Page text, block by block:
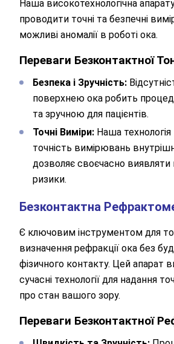
Наша високотехнологічна
проводити точні та безпечні
можливі аномалії в роботі ока.
Переваги Безконтактної
Безпека і Зручність:
поверхнею ока робить
та зручною для пацієнтів.
Точні Виміри: Наша
точність вимірювань
дозволяє своєчасно виявляти
ризики.
Безконтактна
Є ключовим інструментом для
визначення рефракції ока без
фізичного контакту. Цей апарат
сучасні технології для надання
про стан вашого зору.
Переваги Безконтактної